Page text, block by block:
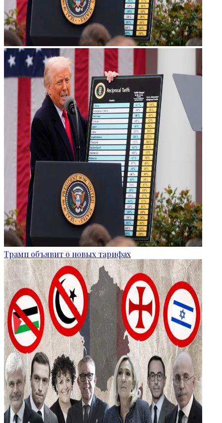
Трамп объявит о новых тарифах